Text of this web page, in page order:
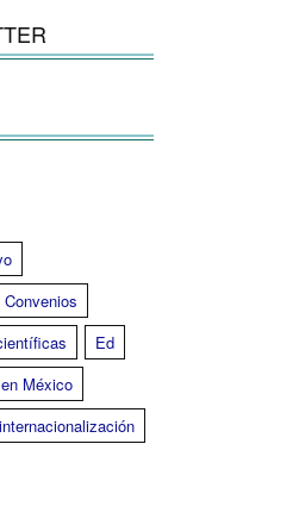
Convenios
Ed
México
internacionalización